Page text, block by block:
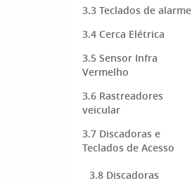
3.3 Teclados de alarme
3.4 Cerca Elétrica
3.5 Sensor Infra
Vermelho
3.6 Rastreadores
veicular
3.7 Discadoras e
Teclados de Acesso
3.8 Discadoras